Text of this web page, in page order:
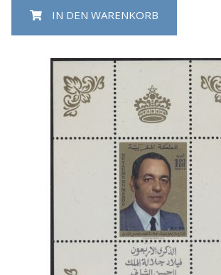
IN DEN WARENKORB